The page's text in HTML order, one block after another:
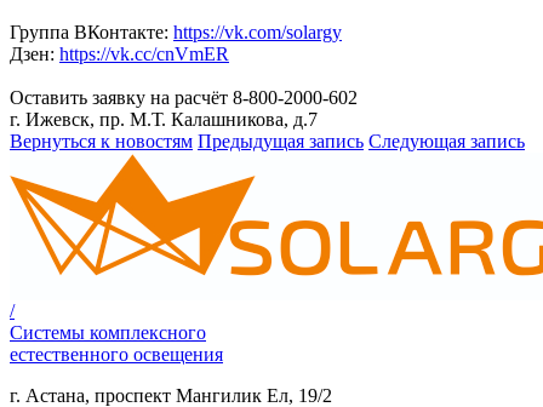
Группа ВКонтакте: https://vk.com/solargy
Дзен: https://vk.cc/cnVmER
Оставить заявку на расчёт 8-800-2000-602
г. Ижевск, пр. М.Т. Калашникова, д.7
Вернуться к новостям Предыдущая запись Следующая запись
/
Системы комплексного
естественного освещения
г. Астана, проспект Мангилик Ел, 19/2